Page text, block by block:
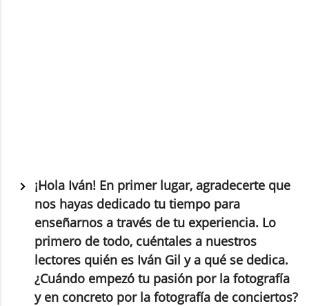
¡Hola Iván! En primer lugar, agradecerte que
nos hayas dedicado tu tiempo para
enseñarnos a través de tu experiencia. Lo
primero de todo, cuéntales a nuestros
lectores quién es Iván Gil y a qué se dedica.
¿Cuándo empezó tu pasión por la fotografía
y en concreto por la fotografía de conciertos?